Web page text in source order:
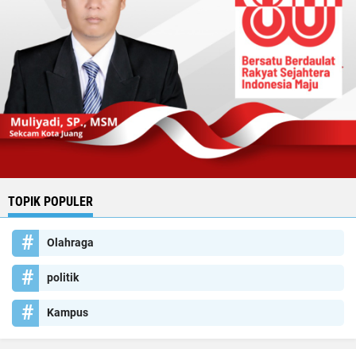
TOPIK POPULER
Olahraga
politik
Kampus